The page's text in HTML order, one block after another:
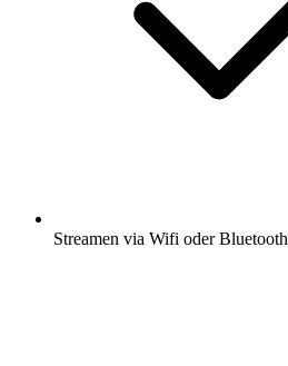
Streamen via Wifi oder Bluetooth